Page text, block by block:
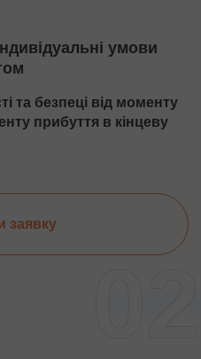
умови
та безпеці від моменту
прибуття в кінцеву
заявку